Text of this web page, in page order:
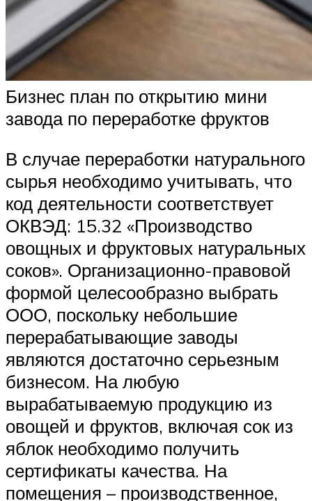
Бизнес план по открытию мини
завода по переработке фруктов
В случае переработки натурального
сырья необходимо учитывать, что
код деятельности соответствует
ОКВЭД: 15.32 «Производство
овощных и фруктовых натуральных
соков». Организационно-правовой
формой целесообразно выбрать
ООО, поскольку небольшие
перерабатывающие заводы
являются достаточно серьезным
бизнесом. На любую
вырабатываемую продукцию из
овощей и фруктов, включая сок из
яблок необходимо получить
сертификаты качества. На
помещения – производственное,